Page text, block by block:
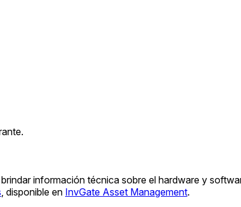
información técnica sobre el hardware y
, disponible en InvGate Asset Management.